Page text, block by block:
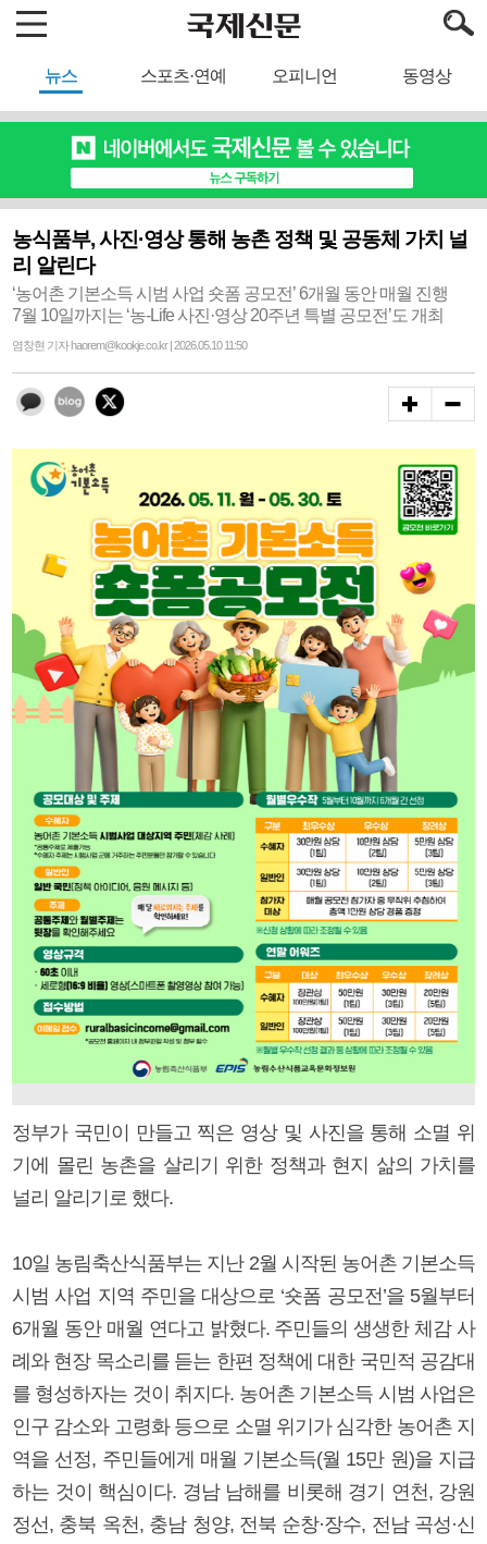
뉴스 스포츠·연예 오피니언 동영상
농식품부, 사진·영상 통해 농촌 정책 및 공동체 가치 널
리 알린다
‘농어촌 기본소득 시범 사업 숏폼 공모전’ 6개월 동안 매월 진행
7월 10일까지는 ‘농-Life 사진·영상 20주년 특별 공모전’도 개최
염창현 기자 haorem@kookje.co.kr | 2026.05.10 11:50
정부가 국민이 만들고 찍은 영상 및 사진을 통해 소멸 위
기에 몰린 농촌을 살리기 위한 정책과 현지 삶의 가치를
널리 알리기로 했다.
10일 농림축산식품부는 지난 2월 시작된 농어촌 기본소득
시범 사업 지역 주민을 대상으로 ‘숏폼 공모전’을 5월부터
6개월 동안 매월 연다고 밝혔다. 주민들의 생생한 체감 사
례와 현장 목소리를 듣는 한편 정책에 대한 국민적 공감대
를 형성하자는 것이 취지다. 농어촌 기본소득 시범 사업은
인구 감소와 고령화 등으로 소멸 위기가 심각한 농어촌 지
역을 선정, 주민들에게 매월 기본소득(월 15만 원)을 지급
하는 것이 핵심이다. 경남 남해를 비롯해 경기 연천, 강원
정선, 충북 옥천, 충남 청양, 전북 순창·장수, 전남 곡성·신